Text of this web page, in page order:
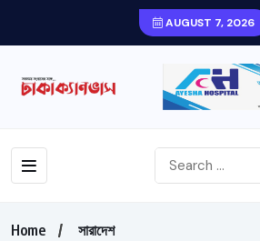
AUGUST 7, 2026
Home
সারাদেশ